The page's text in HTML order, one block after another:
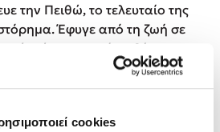
cookies
την Πειθώ, το τελευταίο της
Έφυγε από τη ζωή σε
ετών, ύστερα από ασθένεια που
ήταν η νόσος του Addison ή το
κλίνη της, όταν ρωτήθηκε
«τον ίδιο τον θάνατο». Έφυγε